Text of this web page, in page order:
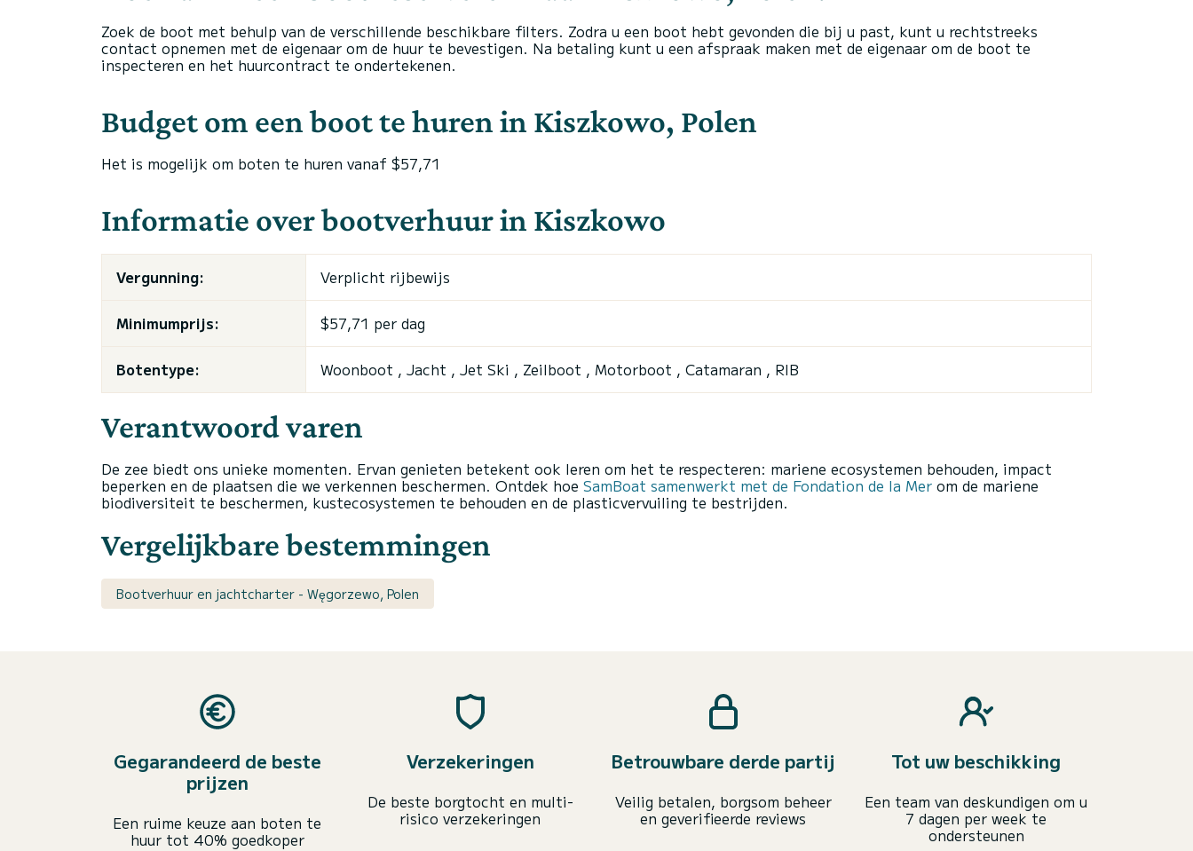
Zoek de boot met behulp van de verschillende beschikbare filters. Zodra u een boot hebt gevonden die bij u past, kunt u rechtstreeks
contact opnemen met de eigenaar om de huur te bevestigen. Na betaling kunt u een afspraak maken met de eigenaar om de boot te
inspecteren en het huurcontract te ondertekenen.
Budget om een boot te huren in Kiszkowo, Polen
Het is mogelijk om boten te huren vanaf $57,71
Informatie over bootverhuur in Kiszkowo
Vergunning: Verplicht rijbewijs
Minimumprijs: $57,71 per dag
Botentype: Woonboot , Jacht , Jet Ski , Zeilboot , Motorboot , Catamaran , RIB
Verantwoord varen
De zee biedt ons unieke momenten. Ervan genieten betekent ook leren om het te respecteren: mariene ecosystemen behouden, impact
beperken en de plaatsen die we verkennen beschermen. Ontdek hoe SamBoat samenwerkt met de Fondation de la Mer om de mariene
biodiversiteit te beschermen, kustecosystemen te behouden en de plasticvervuiling te bestrijden.
Vergelijkbare bestemmingen
Bootverhuur en jachtcharter - Węgorzewo, Polen
Gegarandeerd de beste
prijzen
Een ruime keuze aan boten te
huur tot 40% goedkoper
Verzekeringen
De beste borgtocht en multi-
risico verzekeringen
Betrouwbare derde partij
Veilig betalen, borgsom beheer
en geverifieerde reviews
Tot uw beschikking
Een team van deskundigen om u
7 dagen per week te
ondersteunen